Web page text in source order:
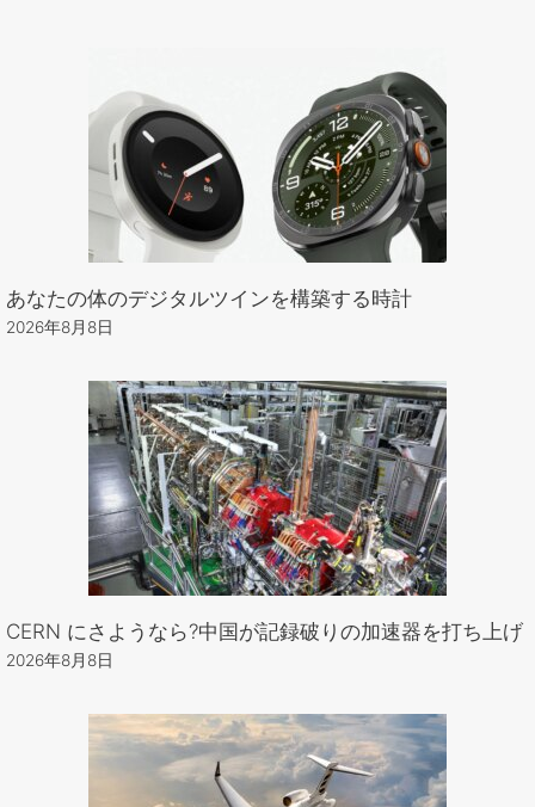
あなたの体のデジタルツインを構築する時計
2026年8月8日
CERN にさようなら?中国が記録破りの加速器を打ち上げ
2026年8月8日